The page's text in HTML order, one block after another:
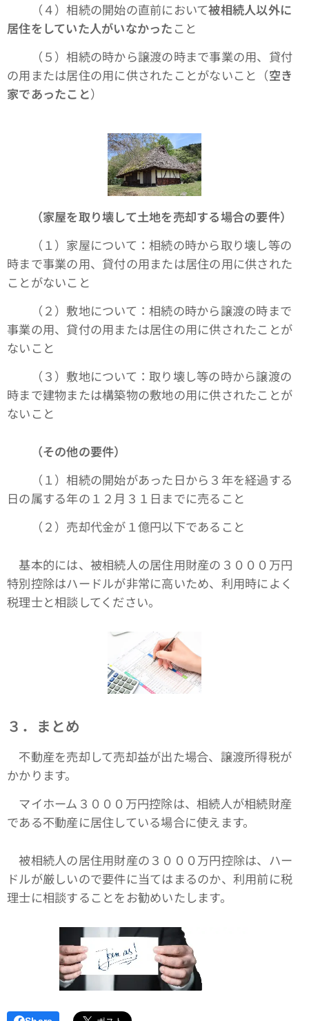
（４）相続の開始の直前において被相続人以外に
居住をしていた人がいなかった こと
（５）相続の時から譲渡の時まで事業の用、貸付
の用または居住の用に供されたことがないこと（空き
家であったこと）
（家屋を取り壊して土地を売却する場合の要件）
（１）家屋について：相続の時から取り壊し等の
時まで事業の用、貸付の用または居住の用に供された
ことがないこと
（２）敷地について：相続の時から譲渡の時まで
事業の用、貸付の用または居住の用に供されたことが
ないこと
（３）敷地について：取り壊し等の時から譲渡の
時まで建物または構築物の敷地の用に供されたことが
ないこと
（その他の要件）
（１）相続の開始があった日から３年を経過する
日の属する年の１２月３１日までに売ること
（２）売却代金が１億円以下であること
基本的には、被相続人の居住用財産の３０００万円
特別控除はハードルが非常に高いため、利用時によく
税理士と相談してください。
３．まとめ
不動産を売却して売却益が出た場合、譲渡所得税が
かかります。
マイホーム３０００万円控除は、相続人が相続財産
である不動産に居住している場合に使えます。
被相続人の居住用財産の３０００万円控除は、ハー
ドルが厳しいので要件に当てはまるのか、利用前に税
理士に相談することをお勧めいたします。